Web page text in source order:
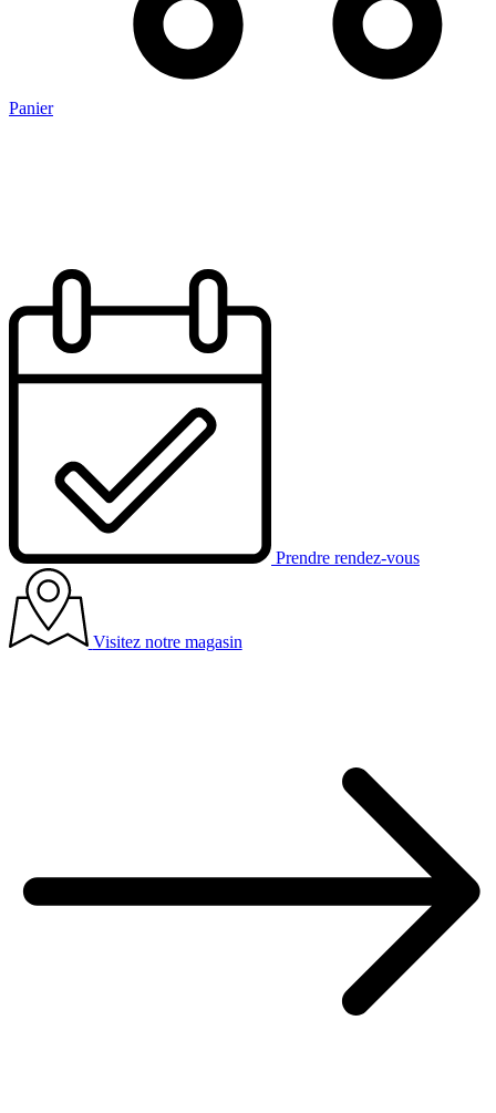
Panier
Prendre rendez-vous
Visitez notre magasin